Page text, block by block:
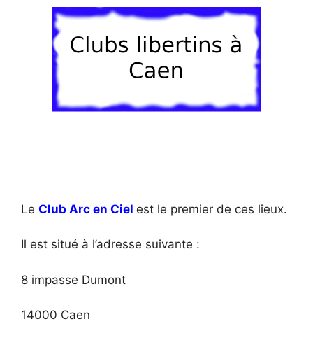
Le Club Arc en Ciel est le premier de ces lieux.
Il est situé à l’adresse suivante :
8 impasse Dumont
14000 Caen